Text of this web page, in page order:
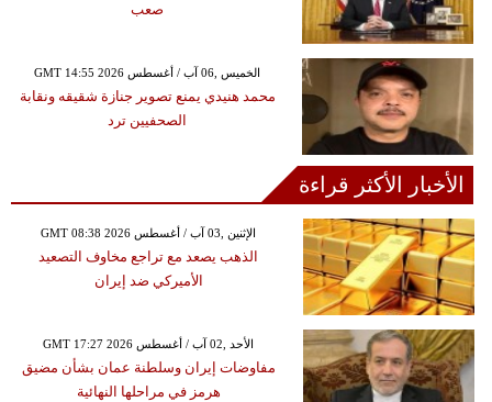
صعب
GMT 14:55 2026 الخميس ,06 آب / أغسطس
محمد هنيدي يمنع تصوير جنازة شقيقه ونقابة
الصحفيين ترد
الأخبار الأكثر قراءة
GMT 08:38 2026 الإثنين ,03 آب / أغسطس
الذهب يصعد مع تراجع مخاوف التصعيد
الأميركي ضد إيران
GMT 17:27 2026 الأحد ,02 آب / أغسطس
مفاوضات إيران وسلطنة عمان بشأن مضيق
هرمز في مراحلها النهائية